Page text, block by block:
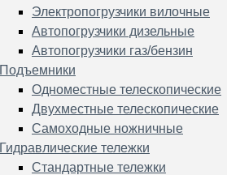
Электропогрузчики вилочные
Автопогрузчики дизельные
Автопогрузчики газ/бензин
Подъемники
Одноместные телескопические
Двухместные телескопические
Самоходные ножничные
Гидравлические тележки
Стандартные тележки